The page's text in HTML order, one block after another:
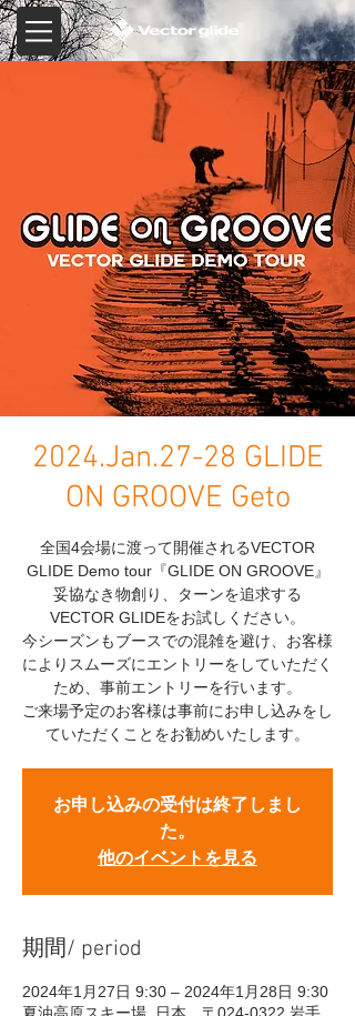
2024.Jan.27-28 GLIDE
ON GROOVE Geto
全国4会場に渡って開催されるVECTOR
GLIDE Demo tour『GLIDE ON GROOVE』
妥協なき物創り、ターンを追求する
VECTOR GLIDEをお試しください。
今シーズンもブースでの混雑を避け、お客様
によりスムーズにエントリーをしていただく
ため、事前エントリーを行います。
ご来場予定のお客様は事前にお申し込みをし
ていただくことをお勧めいたします。
お申し込みの受付は終了しまし
た。
他のイベントを見る
期間/ period
2024年1月27日 9:30 – 2024年1月28日 9:30